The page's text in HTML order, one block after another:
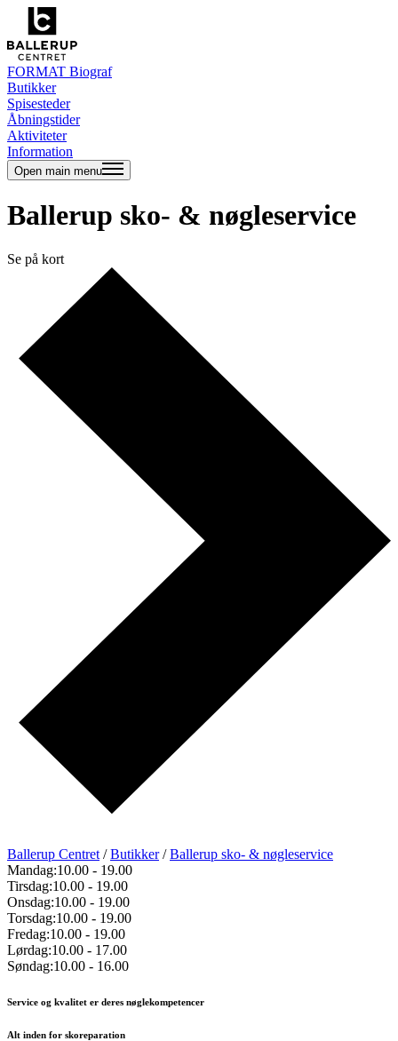
FORMAT Biograf
Butikker
Spisesteder
Åbningstider
Aktiviteter
Information
Open main menu
Ballerup sko- & nøgleservice
Se på kort
Ballerup Centret /Butikker/Ballerup sko- & nøgleservice
Mandag:10.00 - 19.00
Tirsdag:10.00 - 19.00
Onsdag:10.00 - 19.00
Torsdag:10.00 - 19.00
Fredag:10.00 - 19.00
Lørdag:10.00 - 17.00
Søndag:10.00 - 16.00
Service og kvalitet er deres nøglekompetencer
Alt inden for skoreparation